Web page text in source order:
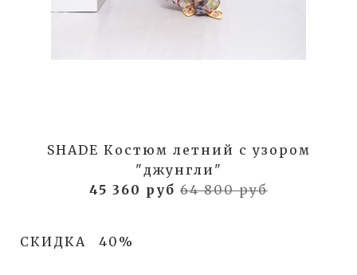
SHADE Костюм летний с узором
"джунгли"
45 360 руб 64 800 руб
СКИДКА 40%